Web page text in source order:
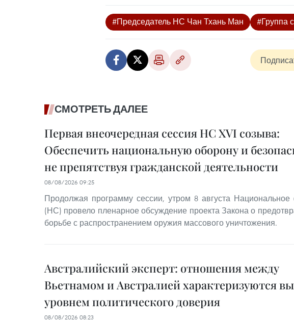
#Председатель НС Чан Тхань Ман #Группа
СМОТРЕТЬ ДАЛЕЕ
Первая внеочередная сессия НС XVI созыва:
Обеспечить национальную оборону и
не препятствуя гражданской деятельности
08/08/2026 09:25
Продолжая программу сессии, утром 8 августа Национальное
(НС) провело пленарное обсуждение проекта Закона о
борьбе с распространением оружия массового уничтожения.
Австралийский эксперт: отношения между
Вьетнамом и Австралией характеризуются
уровнем политического доверия
08/08/2026 08:23